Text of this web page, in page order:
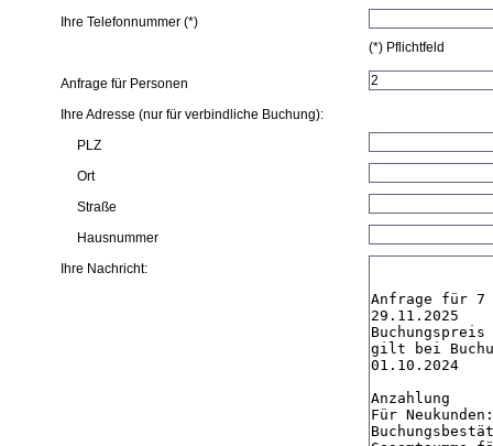
Ihre Telefonnummer (*)
(*) Pflichtfeld
Anfrage für Personen
Ihre Adresse (nur für verbindliche Buchung):
PLZ
Ort
Straße
Hausnummer
Ihre Nachricht: